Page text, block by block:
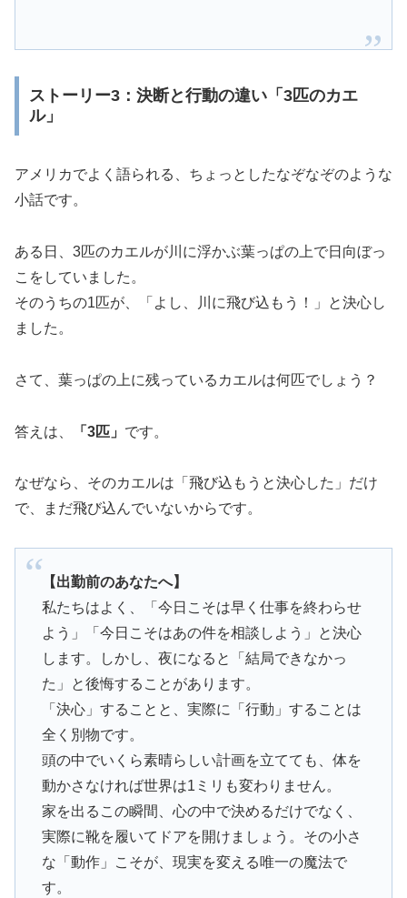
ストーリー3：決断と行動の違い「3匹のカエ
ル」
アメリカでよく語られる、ちょっとしたなぞなぞのような
小話です。
ある日、3匹のカエルが川に浮かぶ葉っぱの上で日向ぼっ
こをしていました。
そのうちの1匹が、「よし、川に飛び込もう！」と決心し
ました。
さて、葉っぱの上に残っているカエルは何匹でしょう？
答えは、 「3匹」 です。
なぜなら、そのカエルは「飛び込もうと決心した」だけ
で、まだ飛び込んでいないからです。
【出勤前のあなたへ】
私たちはよく、「今日こそは早く仕事を終わらせ
よう」「今日こそはあの件を相談しよう」と決心
します。しかし、夜になると「結局できなかっ
た」と後悔することがあります。
「決心」することと、実際に「行動」することは
全く別物です。
頭の中でいくら素晴らしい計画を立てても、体を
動かさなければ世界は1ミリも変わりません。
家を出るこの瞬間、心の中で決めるだけでなく、
実際に靴を履いてドアを開けましょう。その小さ
な「動作」こそが、現実を変える唯一の魔法で
す。